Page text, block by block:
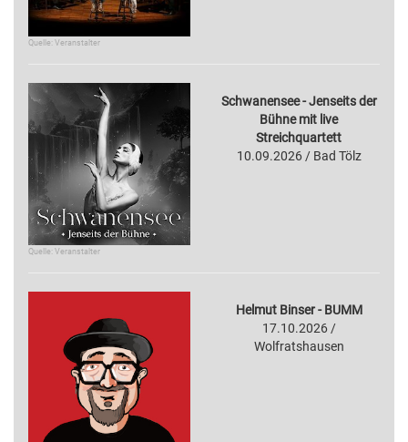
Quelle: Veranstalter
Quelle: Veranstalter
Schwanensee - Jenseits der
Bühne mit live
Streichquartett
10.09.2026 / Bad Tölz
Helmut Binser - BUMM
17.10.2026 /
Wolfratshausen